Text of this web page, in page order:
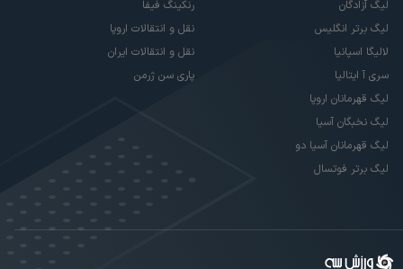
لیگ آزادگان
لیگ برتر انگلیس
لالیگا اسپانیا
سری آ ایتالیا
لیگ قهرمانان اروپا
لیگ نخبگان آسیا
لیگ قهرمانان آسیا دو
لیگ برتر فوتسال
رنکینگ فیفا
نقل و انتقالات اروپا
نقل و انتقالات ایران
پاری سن ژرمن